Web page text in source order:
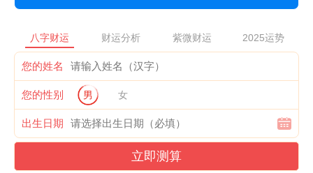
八字财运 财运分析 紫微财运 2025运势
您的姓名
您的性别 男 女
出生日期
立即测算